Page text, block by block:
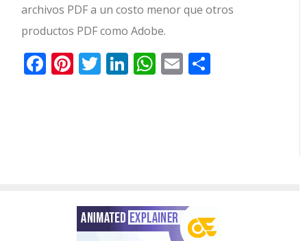
archivos PDF a un costo menor que otros
productos PDF como Adobe.
Facebook
Pinterest
Twitter
LinkedIn
WhatsApp
Email